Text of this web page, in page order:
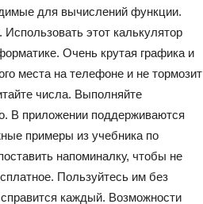
для вычислений функции.
этот калькулятор
Очень крутая графика и
места на телефоне и не тормозит
числа. Выполняйте
В приложении поддерживаются
примеры из учебника по
напоминалку, чтобы не
Пользуйтесь им без
каждый. Возможности